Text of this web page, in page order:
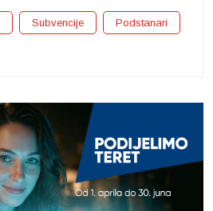
Subvencije Podstanari